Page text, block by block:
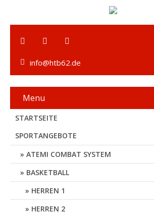
info@htb62.de
Menu
STARTSEITE
SPORTANGEBOTE
ATEMI COMBAT SYSTEM
BASKETBALL
HERREN 1
HERREN 2